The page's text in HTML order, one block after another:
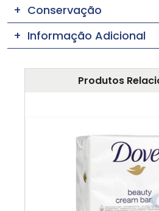
Conservação
Informação Adicional
Produtos